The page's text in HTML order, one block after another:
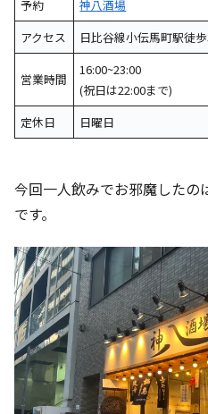
予約
神八酒場
アクセス
日比谷線小伝馬町駅徒
営業時間
16:00~23:00
(祝日は22:00まで)
定休日
日曜日
今回一人飲みでお邪魔したの
です。